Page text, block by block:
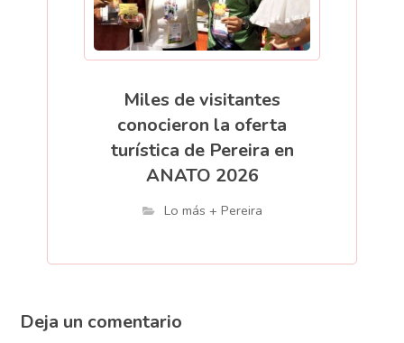
Miles de visitantes
conocieron la oferta
turística de Pereira en
ANATO 2026
Lo más + Pereira
Deja un comentario